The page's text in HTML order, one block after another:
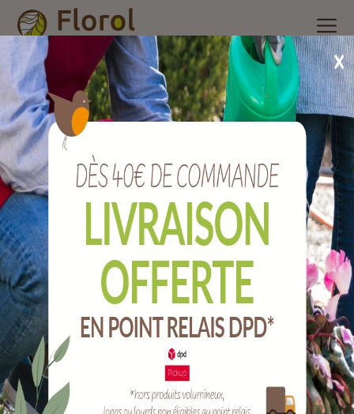
Accueil Nos produits /Outils de jardin/ Outils Bio /Couteau
émousseur, cure dalle avec manche 150 cm.
Couteau émousseur, cure dalle avec
manche 150 cm.
Ref : JHG13C
EAN :
Marque :
SOERGEN Distribution